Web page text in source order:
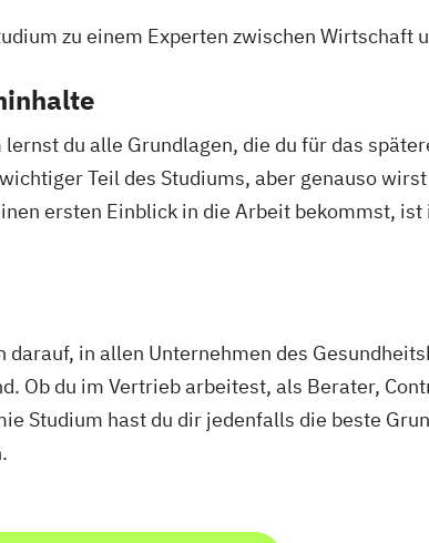
zu einem Experten zwischen Wirtschaft
du alle Grundlagen, die du für das
Teil des Studiums, aber genauso
ersten Einblick in die Arbeit bekommst, ist
in allen Unternehmen des
Ob du im Vertrieb arbeitest, als Berater,
Studium hast du dir jedenfalls die beste